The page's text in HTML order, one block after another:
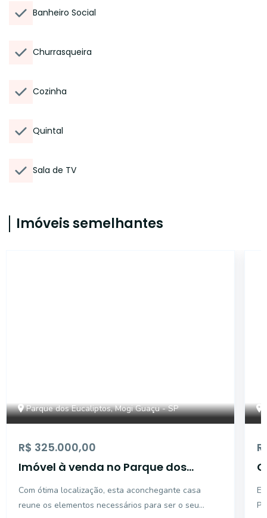
Banheiro Social
Churrasqueira
Cozinha
Quintal
Sala de TV
Imóveis semelhantes
Parque dos Eucaliptos, Mogi Guaçu - SP
R$ 325.000,00
Imóvel à venda no Parque dos
Com ótima localização, esta aconchegante casa
reune os elementos necessários para ser o seu